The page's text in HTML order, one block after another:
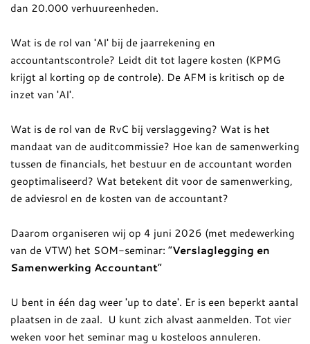
dan 20.000 verhuureenheden.
Wat is de rol van 'AI' bij de jaarrekening en
accountantscontrole? Leidt dit tot lagere kosten (KPMG
krijgt al korting op de controle). De AFM is kritisch op de
inzet van 'AI'.
Wat is de rol van de RvC bij verslaggeving? Wat is het
mandaat van de auditcommissie? Hoe kan de samenwerking
tussen de financials, het bestuur en de accountant worden
geoptimaliseerd? Wat betekent dit voor de samenwerking,
de adviesrol en de kosten van de accountant?
Daarom organiseren wij op 4 juni 2026 (met medewerking
van de VTW) het SOM-seminar: “Verslaglegging en
Samenwerking Accountant”
U bent in één dag weer 'up to date'. Er is een beperkt aantal
plaatsen in de zaal. U kunt zich alvast aanmelden. Tot vier
weken voor het seminar mag u kosteloos annuleren.